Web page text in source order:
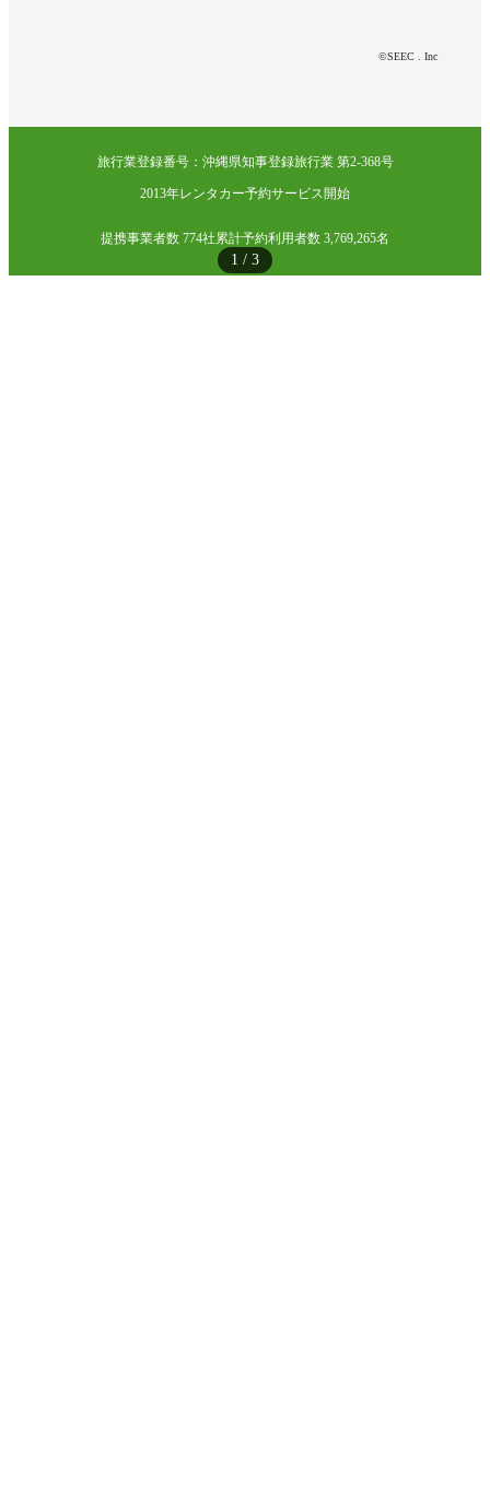
1 / 3
©SEEC . Inc
旅行業登録番号：沖縄県知事登録旅行業 第2-368号
2013年レンタカー予約サービス開始
提携事業者数 774社累計予約利用者数 3,769,265名